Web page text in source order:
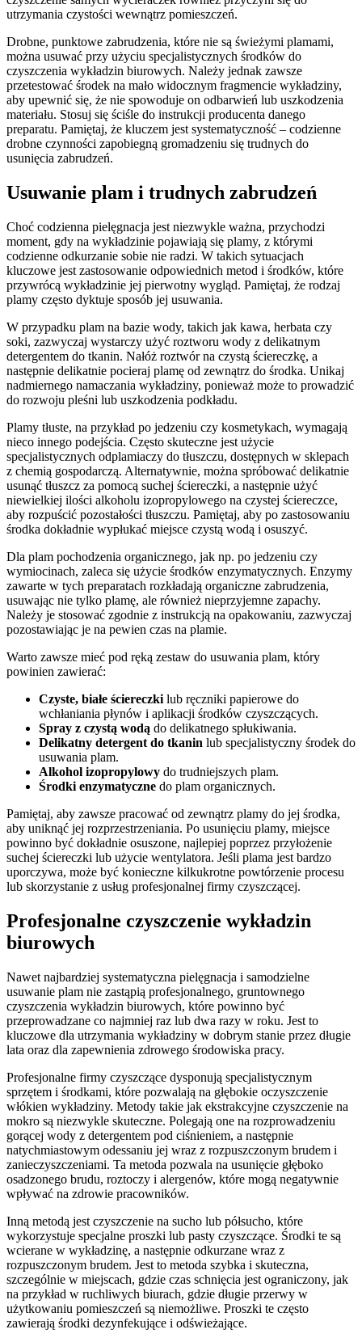
utrzymania czystości wewnątrz pomieszczeń.
Drobne, punktowe zabrudzenia, które nie są świeżymi plamami,
można usuwać przy użyciu specjalistycznych środków do
czyszczenia wykładzin biurowych. Należy jednak zawsze
przetestować środek na mało widocznym fragmencie wykładziny,
aby upewnić się, że nie spowoduje on odbarwień lub uszkodzenia
materiału. Stosuj się ściśle do instrukcji producenta danego
preparatu. Pamiętaj, że kluczem jest systematyczność – codzienne
drobne czynności zapobiegną gromadzeniu się trudnych do
usunięcia zabrudzeń.
Usuwanie plam i trudnych zabrudzeń
Choć codzienna pielęgnacja jest niezwykle ważna, przychodzi
moment, gdy na wykładzinie pojawiają się plamy, z którymi
codzienne odkurzanie sobie nie radzi. W takich sytuacjach
kluczowe jest zastosowanie odpowiednich metod i środków, które
przywrócą wykładzinie jej pierwotny wygląd. Pamiętaj, że rodzaj
plamy często dyktuje sposób jej usuwania.
W przypadku plam na bazie wody, takich jak kawa, herbata czy
soki, zazwyczaj wystarczy użyć roztworu wody z delikatnym
detergentem do tkanin. Nałóż roztwór na czystą ściereczkę, a
następnie delikatnie pocieraj plamę od zewnątrz do środka. Unikaj
nadmiernego namaczania wykładziny, ponieważ może to prowadzić
do rozwoju pleśni lub uszkodzenia podkładu.
Plamy tłuste, na przykład po jedzeniu czy kosmetykach, wymagają
nieco innego podejścia. Często skuteczne jest użycie
specjalistycznych odplamiaczy do tłuszczu, dostępnych w sklepach
z chemią gospodarczą. Alternatywnie, można spróbować delikatnie
usunąć tłuszcz za pomocą suchej ściereczki, a następnie użyć
niewielkiej ilości alkoholu izopropylowego na czystej ściereczce,
aby rozpuścić pozostałości tłuszczu. Pamiętaj, aby po zastosowaniu
środka dokładnie wypłukać miejsce czystą wodą i osuszyć.
Dla plam pochodzenia organicznego, jak np. po jedzeniu czy
wymiocinach, zaleca się użycie środków enzymatycznych. Enzymy
zawarte w tych preparatach rozkładają organiczne zabrudzenia,
usuwając nie tylko plamę, ale również nieprzyjemne zapachy.
Należy je stosować zgodnie z instrukcją na opakowaniu, zazwyczaj
pozostawiając je na pewien czas na plamie.
Warto zawsze mieć pod ręką zestaw do usuwania plam, który
powinien zawierać:
Czyste, białe ściereczki lub ręczniki papierowe do
wchłaniania płynów i aplikacji środków czyszczących.
Spray z czystą wodą do delikatnego spłukiwania.
Delikatny detergent do tkanin lub specjalistyczny środek do
usuwania plam.
Alkohol izopropylowy do trudniejszych plam.
Środki enzymatyczne do plam organicznych.
Pamiętaj, aby zawsze pracować od zewnątrz plamy do jej środka,
aby uniknąć jej rozprzestrzeniania. Po usunięciu plamy, miejsce
powinno być dokładnie osuszone, najlepiej poprzez przyłożenie
suchej ściereczki lub użycie wentylatora. Jeśli plama jest bardzo
uporczywa, może być konieczne kilkukrotne powtórzenie procesu
lub skorzystanie z usług profesjonalnej firmy czyszczącej.
Profesjonalne czyszczenie wykładzin
biurowych
Nawet najbardziej systematyczna pielęgnacja i samodzielne
usuwanie plam nie zastąpią profesjonalnego, gruntownego
czyszczenia wykładzin biurowych, które powinno być
przeprowadzane co najmniej raz lub dwa razy w roku. Jest to
kluczowe dla utrzymania wykładziny w dobrym stanie przez długie
lata oraz dla zapewnienia zdrowego środowiska pracy.
Profesjonalne firmy czyszczące dysponują specjalistycznym
sprzętem i środkami, które pozwalają na głębokie oczyszczenie
włókien wykładziny. Metody takie jak ekstrakcyjne czyszczenie na
mokro są niezwykle skuteczne. Polegają one na rozprowadzeniu
gorącej wody z detergentem pod ciśnieniem, a następnie
natychmiastowym odessaniu jej wraz z rozpuszczonym brudem i
zanieczyszczeniami. Ta metoda pozwala na usunięcie głęboko
osadzonego brudu, roztoczy i alergenów, które mogą negatywnie
wpływać na zdrowie pracowników.
Inną metodą jest czyszczenie na sucho lub półsucho, które
wykorzystuje specjalne proszki lub pasty czyszczące. Środki te są
wcierane w wykładzinę, a następnie odkurzane wraz z
rozpuszczonym brudem. Jest to metoda szybka i skuteczna,
szczególnie w miejscach, gdzie czas schnięcia jest ograniczony, jak
na przykład w ruchliwych biurach, gdzie długie przerwy w
użytkowaniu pomieszczeń są niemożliwe. Proszki te często
zawierają środki dezynfekujące i odświeżające.